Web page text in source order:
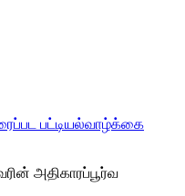
பட்டியல்வாழ்க்கை
அதிகாரப்பூர்வ